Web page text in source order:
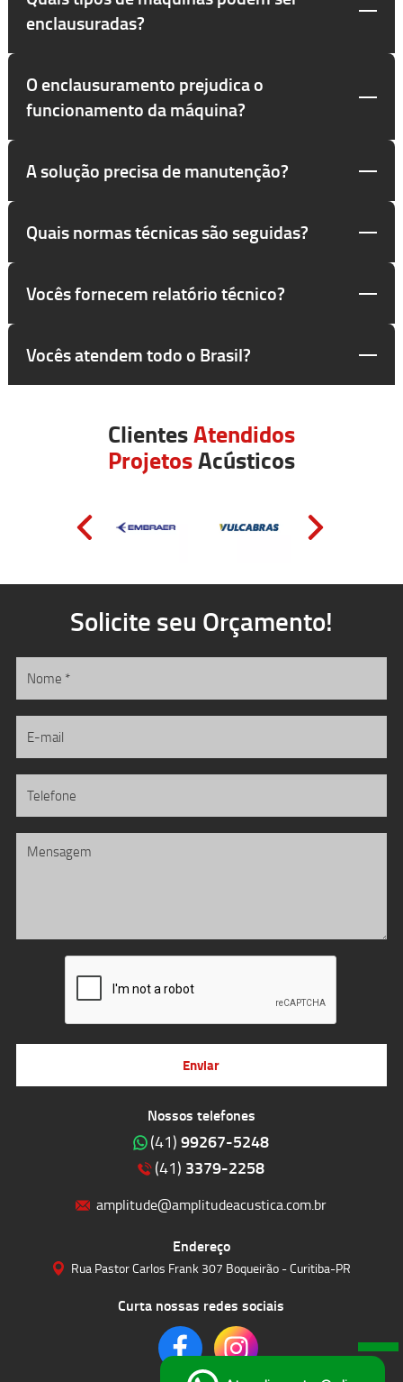
enclausuradas?
O enclausuramento prejudica o
funcionamento da máquina?
A solução precisa de manutenção?
Quais normas técnicas são seguidas?
Vocês fornecem relatório técnico?
Vocês atendem todo o Brasil?
ClientesAtendidos
ProjetosAcústicos
Nossos telefones
(41) 99267-5248
(41) 3379-2258
amplitude@amplitudeacustica.com.br
Endereço
Rua Pastor Carlos Frank 307 Boqueirão - Curitiba-PR
Curta nossas redes sociais
Solicite seu Orçamento!
Enviar